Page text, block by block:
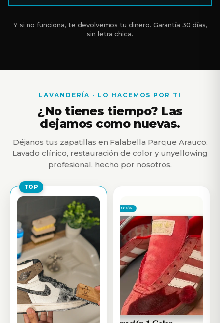
Y si no funciona, te devolvemos tu dinero. Garantía 30 días,
sin letra chica.
LAVANDERÍA · LO HACEMOS POR TI
¿No tienes tiempo? Las
dejamos como nuevas.
Déjanos tus zapatillas en Falabella Parque Arauco.
Lavado clínico, restauración de color y unyellowing
profesional, hecho por nosotros.
TOP